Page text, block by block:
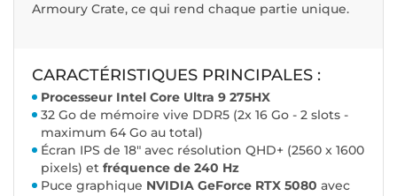
Armoury Crate, ce qui rend chaque partie unique.
CARACTÉRISTIQUES PRINCIPALES :
Processeur Intel Core Ultra 9 275HX
32 Go de mémoire vive DDR5 (2x 16 Go - 2 slots -
maximum 64 Go au total)
Écran IPS de 18" avec résolution QHD+ (2560 x 1600
pixels) et fréquence de 240 Hz
Puce graphique NVIDIA GeForce RTX 5080 avec